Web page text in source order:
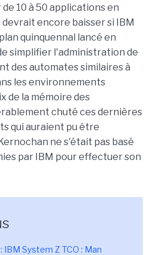
10 à 50 applications en
devrait encore baisser si IBM
quinquennal lancé en
simplifier l'administration de
des automates similaires à
les environnements
de la mémoire des
chuté ces dernières
qui auraient pu être
ne s'était pas basé
par IBM pour effectuer son
IBM System Z TCO : Man